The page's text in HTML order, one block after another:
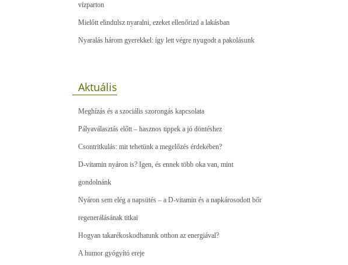
vízparton
Mielőtt elindulsz nyaralni, ezeket ellenőrizd a lakásban
Nyaralás három gyerekkel: így lett végre nyugodt a pakolásunk
Aktuális
Meghízás és a szociális szorongás kapcsolata
Pályaválasztás előtt – hasznos tippek a jó döntéshez
Csontritkulás: mit tehetünk a megelőzés érdekében?
D-vitamin nyáron is? Igen, és ennek több oka van, mint
gondolnánk
Nyáron sem elég a napsütés – a D-vitamin és a napkárosodott bőr
regenerálásának titkai
Hogyan takarékoskodhatunk otthon az energiával?
A humor gyógyító ereje